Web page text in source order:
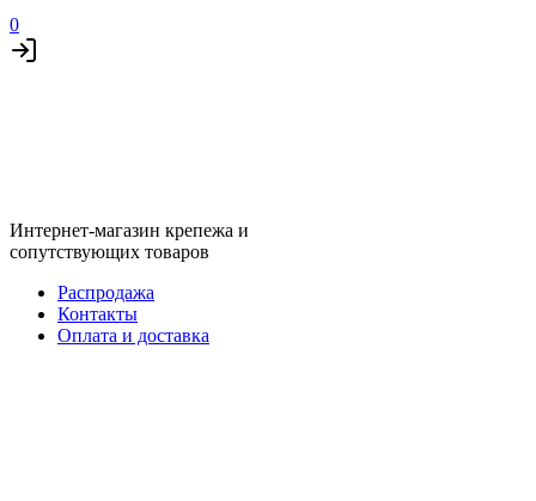
0
Интернет-магазин крепежа и
сопутствующих товаров
Распродажа
Контакты
Оплата и доставка